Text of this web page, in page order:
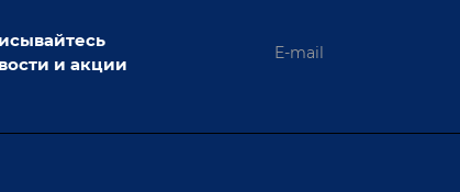
и акции